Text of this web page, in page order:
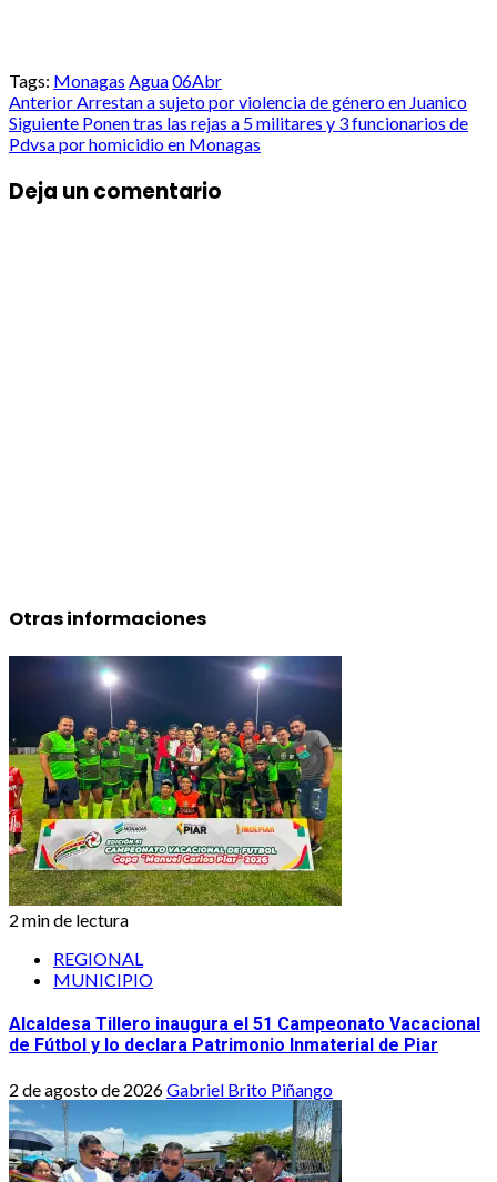
Tags: Monagas Agua06Abr
Post
navigation
AnteriorArrestan a sujeto por violencia de género en Juanico
Siguiente Ponen tras las rejas a 5 militares y 3 funcionarios de
Pdvsa por homicidio en Monagas
Deja un comentario
Otras informaciones
2 min de lectura
REGIONAL
MUNICIPIO
Alcaldesa Tillero inaugura el 51 Campeonato Vacacional
de Fútbol y lo declara Patrimonio Inmaterial de Piar
2 de agosto de 2026Gabriel Brito Piñango